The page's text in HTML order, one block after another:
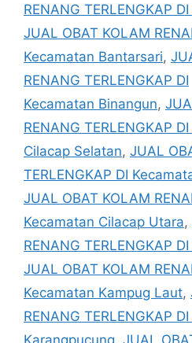
RENANG TERLENGKAP
JUAL OBAT KOLAM
Kecamatan Bantarsari,
RENANG TERLENGKAP DI
Kecamatan Binangun,
RENANG TERLENGKAP
Cilacap Selatan, JUAL
TERLENGKAP DI
JUAL OBAT KOLAM
Kecamatan Cilacap Utara,
RENANG TERLENGKAP
JUAL OBAT KOLAM
Kecamatan Kampug Laut,
RENANG TERLENGKAP
Karangpucung JUAL